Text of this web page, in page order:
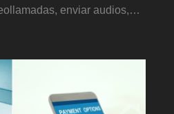
enviar audios,…